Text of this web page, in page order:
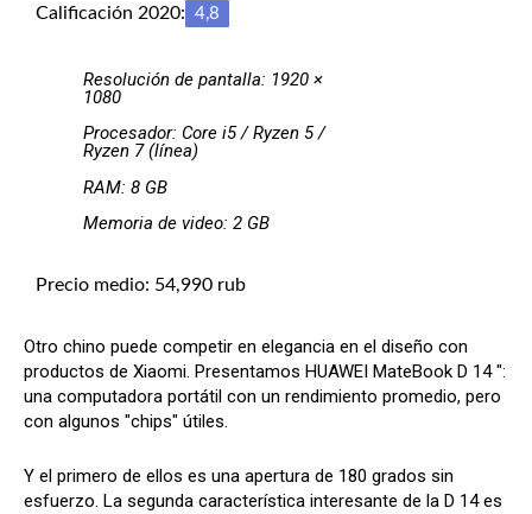
Calificación 2020: 4,8
Resolución de pantalla: 1920 ×
1080
Procesador: Core i5 / Ryzen 5 /
Ryzen 7 (línea)
RAM: 8 GB
Memoria de video: 2 GB
Precio medio: 54,990 rub
Otro chino puede competir en elegancia en el diseño con
productos de Xiaomi. Presentamos HUAWEI MateBook D 14 ″:
una computadora portátil con un rendimiento promedio, pero
con algunos "chips" útiles.
Y el primero de ellos es una apertura de 180 grados sin
esfuerzo. La segunda característica interesante de la D 14 es